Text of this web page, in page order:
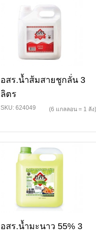
อสร.น้ำส้มสายชูกลั่น 3
ลิตร
SKU: 624049 (6 แกลลอน = 1 ลัง)
อสร.น้ำมะนาว 55% 3